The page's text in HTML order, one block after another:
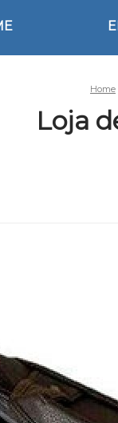
Home
Loja